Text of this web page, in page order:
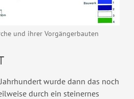
und ihrer Vorgängerbauten
wurde dann das noch
durch ein steinernes